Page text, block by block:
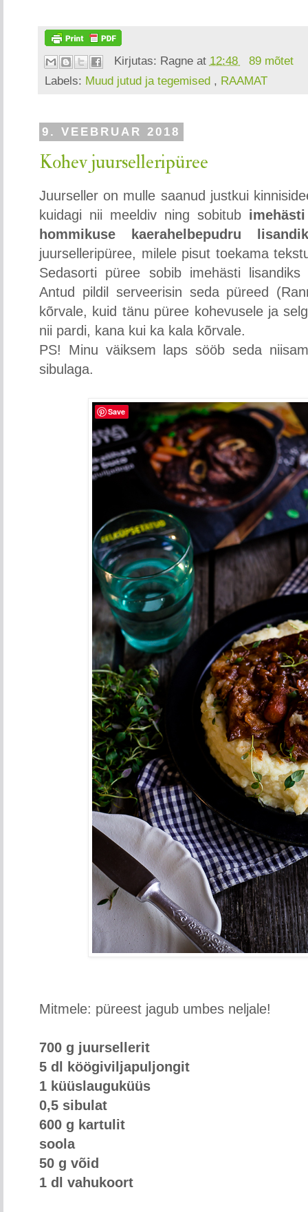
Kirjutas: Ragne at 12:48
89 mõtet
Labels: Muud jutud ja tegemised , RAAMAT
9. VEEBRUAR 2018
Kohev juurselleripüree
Juurseller on mulle saanud justkui
kuidagi nii meeldiv ning sobitub
hommikuse kaerahelbepudru
juurselleripüree, milele pisut toekama
Sedasorti püree sobib imehästi
Antud pildil serveerisin seda püreed
kõrvale, kuid tänu püree kohevusele ja
nii pardi, kana kui ka kala kõrvale.
PS! Minu väiksem laps sööb seda
sibulaga.
Mitmele: püreest jagub umbes neljale!
700 g juursellerit
5 dl köögiviljapuljongit
1 küüslauguküüs
0,5 sibulat
600 g kartulit
soola
50 g võid
1 dl vahukoort
Save